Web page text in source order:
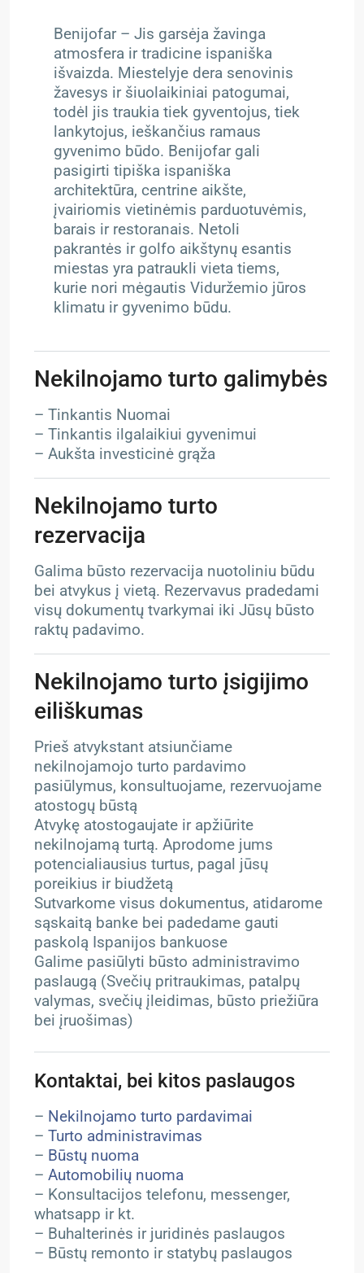
Benijofar – Jis garsėja žavinga
atmosfera ir tradicine ispaniška
išvaizda. Miestelyje dera senovinis
žavesys ir šiuolaikiniai patogumai,
todėl jis traukia tiek gyventojus, tiek
lankytojus, ieškančius ramaus
gyvenimo būdo. Benijofar gali
pasigirti tipiška ispaniška
architektūra, centrine aikšte,
įvairiomis vietinėmis parduotuvėmis,
barais ir restoranais. Netoli
pakrantės ir golfo aikštynų esantis
miestas yra patraukli vieta tiems,
kurie nori mėgautis Viduržemio jūros
klimatu ir gyvenimo būdu.
Nekilnojamo turto galimybės
– Tinkantis Nuomai
– Tinkantis ilgalaikiui gyvenimui
– Aukšta investicinė grąža
Nekilnojamo turto
rezervacija
Galima būsto rezervacija nuotoliniu būdu
bei atvykus į vietą. Rezervavus pradedami
visų dokumentų tvarkymai iki Jūsų būsto
raktų padavimo.
Nekilnojamo turto įsigijimo
eiliškumas
Prieš atvykstant atsiunčiame
nekilnojamojo turto pardavimo
pasiūlymus, konsultuojame, rezervuojame
atostogų būstą
Atvykę atostogaujate ir apžiūrite
nekilnojamą turtą. Aprodome jums
potencialiausius turtus, pagal jūsų
poreikius ir biudžetą
Sutvarkome visus dokumentus, atidarome
sąskaitą banke bei padedame gauti
paskolą Ispanijos bankuose
Galime pasiūlyti būsto administravimo
paslaugą (Svečių pritraukimas, patalpų
valymas, svečių įleidimas, būsto priežiūra
bei įruošimas)
Kontaktai, bei kitos paslaugos
– Nekilnojamo turto pardavimai
– Turto administravimas
– Būstų nuoma
– Automobilių nuoma
– Konsultacijos telefonu, messenger,
whatsapp ir kt.
– Buhalterinės ir juridinės paslaugos
– Būstų remonto ir statybų paslaugos